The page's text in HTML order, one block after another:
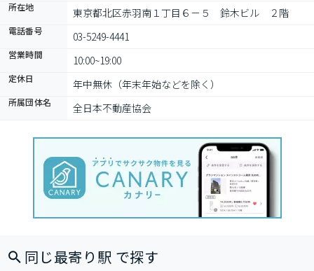
所在地 東京都北区赤羽南１丁目６－５　鈴木ビル　２階
電話番号 03-5249-4441
営業時間 10:00~19:00
定休日 年中無休（年末年始などを除く）
所属団体名 全日本不動産協会
同じ最寄り駅 で探す